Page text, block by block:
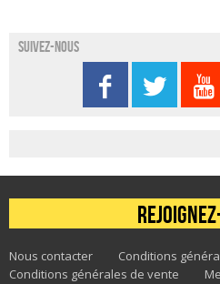
Suivez-nous
Nous contacter
Conditions
Conditions générales de vente